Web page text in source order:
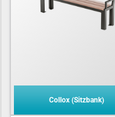
Collox (Sitzbank)